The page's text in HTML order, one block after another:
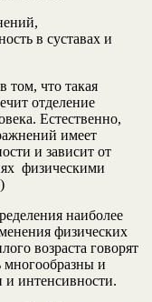
в суставах и
что такая
отделение
Естественно,
имеет
и зависит от
физическими
наиболее
физических
возраста говорят
многообразны и
и интенсивности.